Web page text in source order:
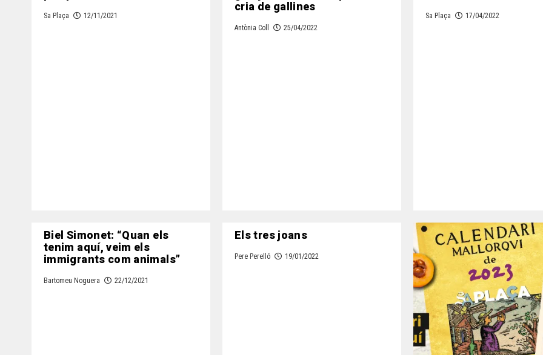
Sa Plaça 12/11/2021
cria de gallines
Antònia Coll 25/04/2022
Sa Plaça 17/04/2022
Biel Simonet: “Quan els
tenim aquí, veim els
immigrants com animals”
Bartomeu Noguera 22/12/2021
Els tres joans
Pere Perelló 19/01/2022